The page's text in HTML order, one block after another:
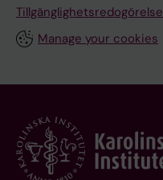
Tillgänglighetsredogörelse
Manage your cookies